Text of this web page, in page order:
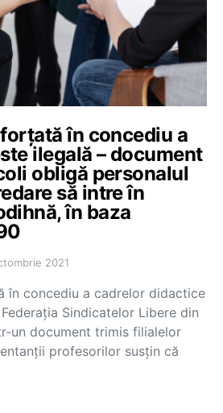
în concediu a
ilegală – document
obligă personalul
să intre în
în baza
2021
în concediu a cadrelor didactice
Sindicatelor Libere din
un document trimis filialelor
profesorilor susțin că